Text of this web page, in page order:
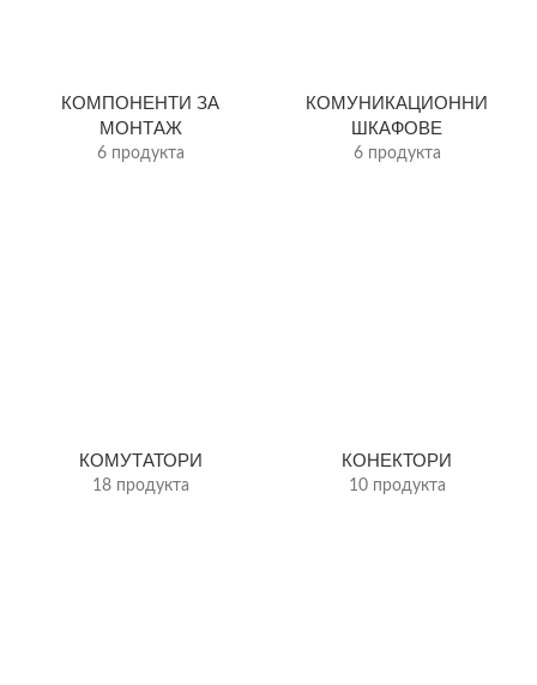
КОМПОНЕНТИ ЗА
МОНТАЖ
6 продукта
КОМУНИКАЦИОННИ
ШКАФОВЕ
6 продукта
КОМУТАТОРИ
18 продукта
КОНЕКТОРИ
10 продукта